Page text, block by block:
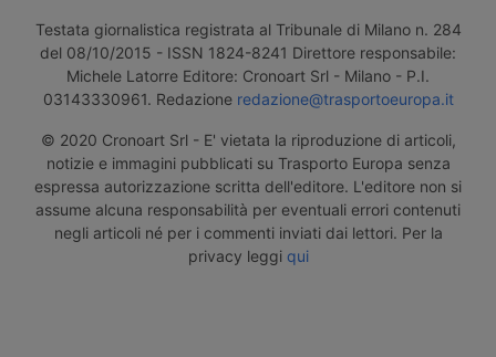
Testata giornalistica registrata al Tribunale di Milano n. 284
del 08/10/2015 - ISSN 1824-8241 Direttore responsabile:
Michele Latorre Editore: Cronoart Srl - Milano - P.I.
03143330961. Redazione redazione@trasportoeuropa.it
© 2020 Cronoart Srl - E' vietata la riproduzione di articoli,
notizie e immagini pubblicati su Trasporto Europa senza
espressa autorizzazione scritta dell'editore. L'editore non si
assume alcuna responsabilità per eventuali errori contenuti
negli articoli né per i commenti inviati dai lettori. Per la
privacy leggi qui